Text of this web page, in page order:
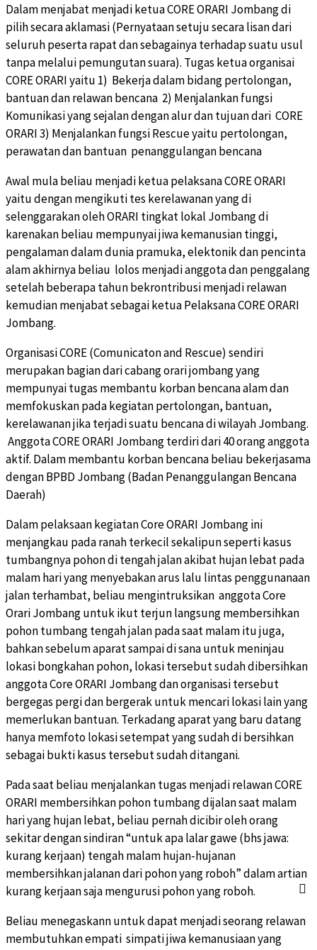
Dalam menjabat menjadi ketua CORE ORARI Jombang di
pilih secara aklamasi (Pernyataan setuju secara lisan dari
seluruh peserta rapat dan sebagainya terhadap suatu usul
tanpa melalui pemungutan suara). Tugas ketua organisai
CORE ORARI yaitu 1) Bekerja dalam bidang pertolongan,
bantuan dan relawan bencana 2) Menjalankan fungsi
Komunikasi yang sejalan dengan alur dan tujuan dari CORE
ORARI 3) Menjalankan fungsi Rescue yaitu pertolongan,
perawatan dan bantuan penanggulangan bencana
Awal mula beliau menjadi ketua pelaksana CORE ORARI
yaitu dengan mengikuti tes kerelawanan yang di
selenggarakan oleh ORARI tingkat lokal Jombang di
karenakan beliau mempunyai jiwa kemanusian tinggi,
pengalaman dalam dunia pramuka, elektonik dan pencinta
alam akhirnya beliau lolos menjadi anggota dan penggalang
setelah beberapa tahun bekrontribusi menjadi relawan
kemudian menjabat sebagai ketua Pelaksana CORE ORARI
Jombang.
Organisasi CORE (Comunicaton and Rescue) sendiri
merupakan bagian dari cabang orari jombang yang
mempunyai tugas membantu korban bencana alam dan
memfokuskan pada kegiatan pertolongan, bantuan,
kerelawanan jika terjadi suatu bencana di wilayah Jombang.
Anggota CORE ORARI Jombang terdiri dari 40 orang anggota
aktif. Dalam membantu korban bencana beliau bekerjasama
dengan BPBD Jombang (Badan Penanggulangan Bencana
Daerah)
Dalam pelaksaan kegiatan Core ORARI Jombang ini
menjangkau pada ranah terkecil sekalipun seperti kasus
tumbangnya pohon di tengah jalan akibat hujan lebat pada
malam hari yang menyebakan arus lalu lintas penggunanaan
jalan terhambat, beliau mengintruksikan anggota Core
Orari Jombang untuk ikut terjun langsung membersihkan
pohon tumbang tengah jalan pada saat malam itu juga,
bahkan sebelum aparat sampai di sana untuk meninjau
lokasi bongkahan pohon, lokasi tersebut sudah dibersihkan
anggota Core ORARI Jombang dan organisasi tersebut
bergegas pergi dan bergerak untuk mencari lokasi lain yang
memerlukan bantuan. Terkadang aparat yang baru datang
hanya memfoto lokasi setempat yang sudah di bersihkan
sebagai bukti kasus tersebut sudah ditangani.
Pada saat beliau menjalankan tugas menjadi relawan CORE
ORARI membersihkan pohon tumbang dijalan saat malam
hari yang hujan lebat, beliau pernah dicibir oleh orang
sekitar dengan sindiran “untuk apa lalar gawe (bhs jawa:
kurang kerjaan) tengah malam hujan-hujanan
membersihkan jalanan dari pohon yang roboh” dalam artian
kurang kerjaan saja mengurusi pohon yang roboh.
Beliau menegaskann untuk dapat menjadi seorang relawan
membutuhkan empati simpati jiwa kemanusiaan yang